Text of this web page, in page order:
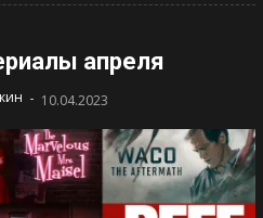
апреля
- 10.04.2023